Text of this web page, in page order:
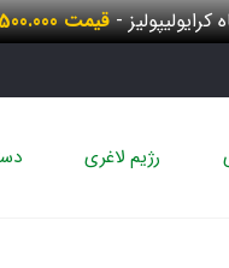
-قیمت 1.500.000 تومان
رژیم لاغری